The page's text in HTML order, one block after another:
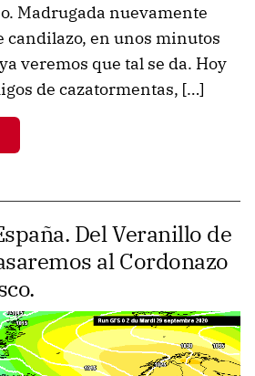
Madrugada nuevamente
candilazo, en unos minutos
veremos que tal se da. Hoy
de cazatormentas, […]
Del Veranillo de
al Cordonazo